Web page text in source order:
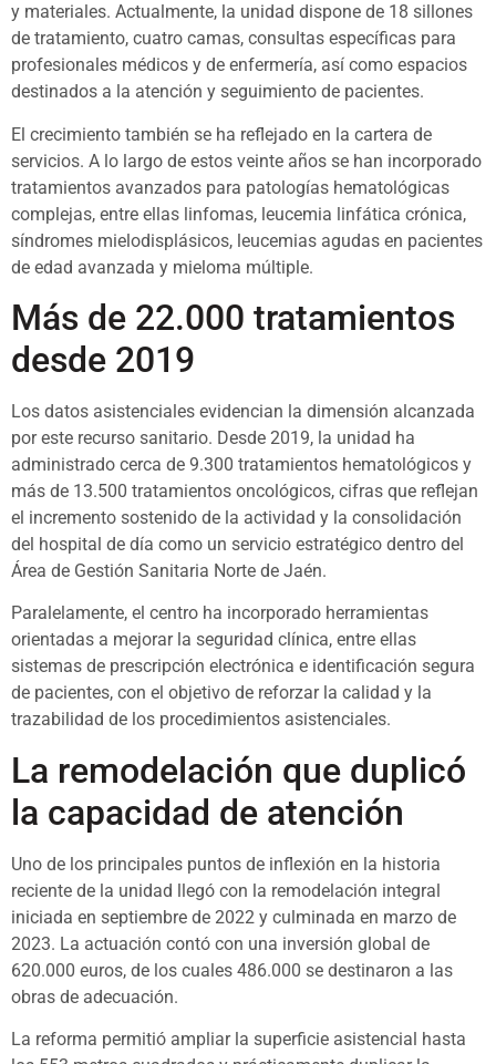
y materiales. Actualmente, la unidad dispone de 18 sillones
de tratamiento, cuatro camas, consultas específicas para
profesionales médicos y de enfermería, así como espacios
destinados a la atención y seguimiento de pacientes.
El crecimiento también se ha reflejado en la cartera de
servicios. A lo largo de estos veinte años se han incorporado
tratamientos avanzados para patologías hematológicas
complejas, entre ellas linfomas, leucemia linfática crónica,
síndromes mielodisplásicos, leucemias agudas en pacientes
de edad avanzada y mieloma múltiple.
Más de 22.000 tratamientos
desde 2019
Los datos asistenciales evidencian la dimensión alcanzada
por este recurso sanitario. Desde 2019, la unidad ha
administrado cerca de 9.300 tratamientos hematológicos y
más de 13.500 tratamientos oncológicos, cifras que reflejan
el incremento sostenido de la actividad y la consolidación
del hospital de día como un servicio estratégico dentro del
Área de Gestión Sanitaria Norte de Jaén.
Paralelamente, el centro ha incorporado herramientas
orientadas a mejorar la seguridad clínica, entre ellas
sistemas de prescripción electrónica e identificación segura
de pacientes, con el objetivo de reforzar la calidad y la
trazabilidad de los procedimientos asistenciales.
La remodelación que duplicó
la capacidad de atención
Uno de los principales puntos de inflexión en la historia
reciente de la unidad llegó con la remodelación integral
iniciada en septiembre de 2022 y culminada en marzo de
2023. La actuación contó con una inversión global de
620.000 euros, de los cuales 486.000 se destinaron a las
obras de adecuación.
La reforma permitió ampliar la superficie asistencial hasta